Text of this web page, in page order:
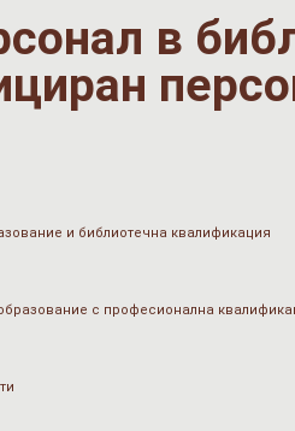
в
и библиотечна квалификация
с професионална